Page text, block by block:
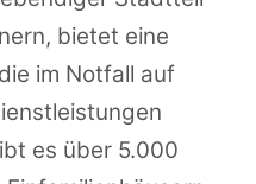
bietet eine
im Notfall auf
es über 5.000